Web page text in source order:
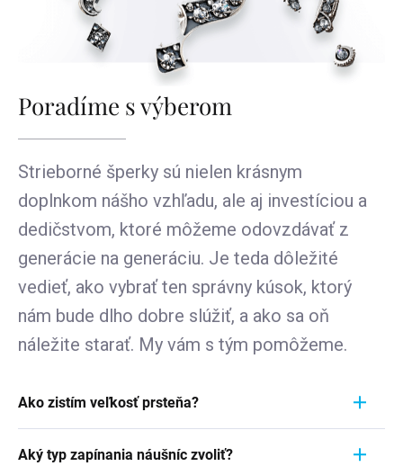
Poradíme s výberom
Strieborné šperky sú nielen krásnym
doplnkom nášho vzhľadu, ale aj investíciou a
dedičstvom, ktoré môžeme odovzdávať z
generácie na generáciu. Je teda dôležité
vedieť, ako vybrať ten správny kúsok, ktorý
nám bude dlho dobre slúžiť, a ako sa oň
náležite starať. My vám s tým pomôžeme.
Ako zistím veľkosť prsteňa?
Aby ste zistili jeho veľkosť, vezmite pravítko a
Aký typ zapínania náušníc zvoliť?